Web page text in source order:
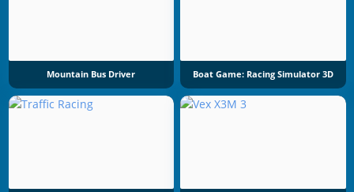
Mountain Bus Driver Boat Game: Racing Simulator 3D